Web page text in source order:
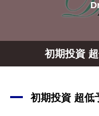
初期投資
初期投資 超低